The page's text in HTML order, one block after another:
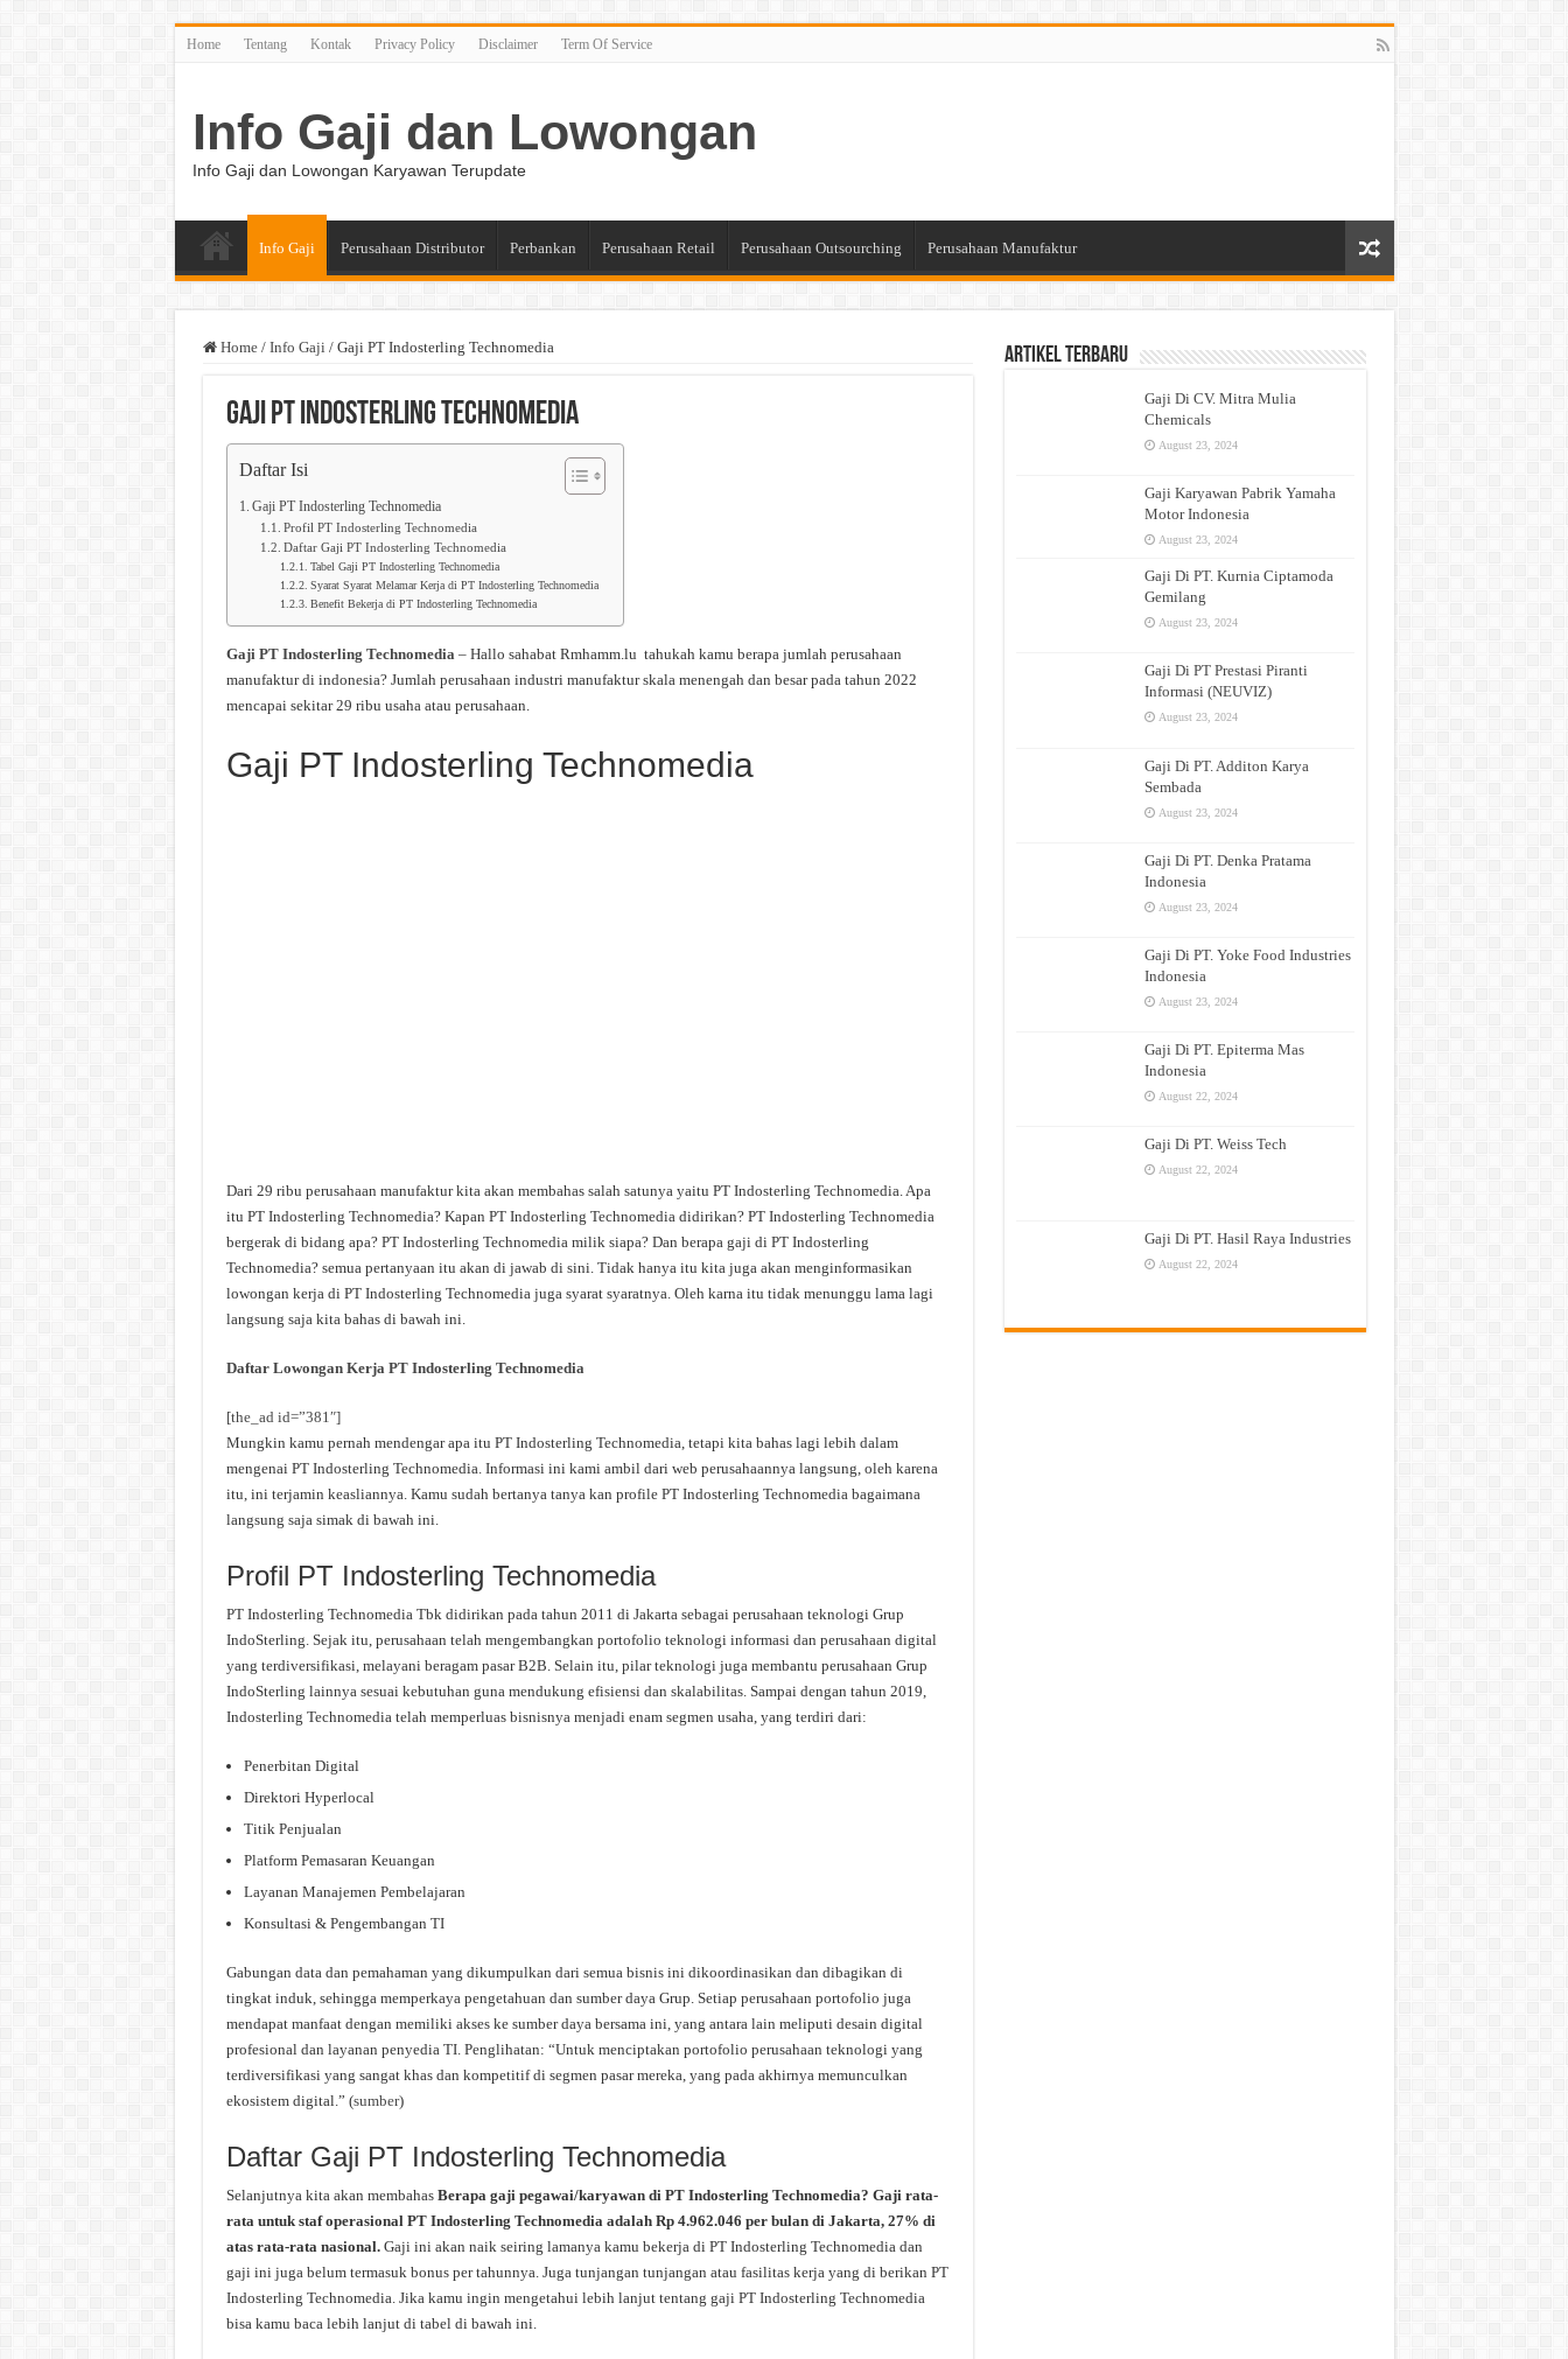
Home Tentang Kontak Privacy Policy Disclaimer Term Of Service
Info Gaji dan Lowongan
Info Gaji dan Lowongan Karyawan Terupdate
Info Gaji Perusahaan Distributor Perbankan Perusahaan Retail Perusahaan Outsourching Perusahaan Manufaktur
Home / Info Gaji / Gaji PT Indosterling Technomedia
Gaji PT Indosterling Technomedia
Daftar Isi
Gaji PT Indosterling Technomedia
Profil PT Indosterling Technomedia
Daftar Gaji PT Indosterling Technomedia
Tabel Gaji PT Indosterling Technomedia
Syarat Syarat Melamar Kerja di PT Indosterling Technomedia
Benefit Bekerja di PT Indosterling Technomedia
Gaji PT Indosterling Technomedia– Hallo sahabat Rmhamm.lu tahukah kamu berapa jumlah perusahaan
manufaktur di indonesia? Jumlah perusahaan industri manufaktur skala menengah dan besar pada tahun 2022
mencapai sekitar 29 ribu usaha atau perusahaan.
Gaji PT Indosterling Technomedia
Dari 29 ribu perusahaan manufaktur kita akan membahas salah satunya yaitu PT Indosterling Technomedia. Apa
itu PT Indosterling Technomedia? Kapan PT Indosterling Technomedia didirikan? PT Indosterling Technomedia
bergerak di bidang apa? PT Indosterling Technomedia milik siapa? Dan berapa gaji di PT Indosterling
Technomedia? semua pertanyaan itu akan di jawab di sini. Tidak hanya itu kita juga akan menginformasikan
lowongan kerja di PT Indosterling Technomedia juga syarat syaratnya. Oleh karna itu tidak menunggu lama lagi
langsung saja kita bahas di bawah ini.
Daftar Lowongan Kerja PT Indosterling Technomedia
[the_ad id=”381″]
Mungkin kamu pernah mendengar apa itu PT Indosterling Technomedia, tetapi kita bahas lagi lebih dalam
mengenai PT Indosterling Technomedia. Informasi ini kami ambil dari web perusahaannya langsung, oleh karena
itu, ini terjamin keasliannya. Kamu sudah bertanya tanya kan profile PT Indosterling Technomedia bagaimana
langsung saja simak di bawah ini.
Profil PT Indosterling Technomedia
PT Indosterling Technomedia Tbk didirikan pada tahun 2011 di Jakarta sebagai perusahaan teknologi Grup
IndoSterling. Sejak itu, perusahaan telah mengembangkan portofolio teknologi informasi dan perusahaan digital
yang terdiversifikasi, melayani beragam pasar B2B. Selain itu, pilar teknologi juga membantu perusahaan Grup
IndoSterling lainnya sesuai kebutuhan guna mendukung efisiensi dan skalabilitas. Sampai dengan tahun 2019,
Indosterling Technomedia telah memperluas bisnisnya menjadi enam segmen usaha, yang terdiri dari:
Penerbitan Digital
Direktori Hyperlocal
Titik Penjualan
Platform Pemasaran Keuangan
Layanan Manajemen Pembelajaran
Konsultasi & Pengembangan TI
Gabungan data dan pemahaman yang dikumpulkan dari semua bisnis ini dikoordinasikan dan dibagikan di
tingkat induk, sehingga memperkaya pengetahuan dan sumber daya Grup. Setiap perusahaan portofolio juga
mendapat manfaat dengan memiliki akses ke sumber daya bersama ini, yang antara lain meliputi desain digital
profesional dan layanan penyedia TI. Penglihatan: “Untuk menciptakan portofolio perusahaan teknologi yang
terdiversifikasi yang sangat khas dan kompetitif di segmen pasar mereka, yang pada akhirnya memunculkan
ekosistem digital.” (sumber)
Daftar Gaji PT Indosterling Technomedia
Selanjutnya kita akan membahas Berapa gaji pegawai/karyawan di PT Indosterling Technomedia? Gaji rata-
rata untuk staf operasional PT Indosterling Technomedia adalah Rp 4.962.046 per bulan di Jakarta, 27% di
atas rata-rata nasional. Gaji ini akan naik seiring lamanya kamu bekerja di PT Indosterling Technomedia dan
gaji ini juga belum termasuk bonus per tahunnya. Juga tunjangan tunjangan atau fasilitas kerja yang di berikan PT
Indosterling Technomedia. Jika kamu ingin mengetahui lebih lanjut tentang gaji PT Indosterling Technomedia
bisa kamu baca lebih lanjut di tabel di bawah ini.
Artikel Terbaru
Gaji Di CV. Mitra Mulia
Chemicals
August 23, 2024
Gaji Karyawan Pabrik Yamaha
Motor Indonesia
August 23, 2024
Gaji Di PT. Kurnia Ciptamoda
Gemilang
August 23, 2024
Gaji Di PT Prestasi Piranti
Informasi (NEUVIZ)
August 23, 2024
Gaji Di PT. Additon Karya
Sembada
August 23, 2024
Gaji Di PT. Denka Pratama
Indonesia
August 23, 2024
Gaji Di PT. Yoke Food Industries
Indonesia
August 23, 2024
Gaji Di PT. Epiterma Mas
Indonesia
August 22, 2024
Gaji Di PT. Weiss Tech
August 22, 2024
Gaji Di PT. Hasil Raya Industries
August 22, 2024